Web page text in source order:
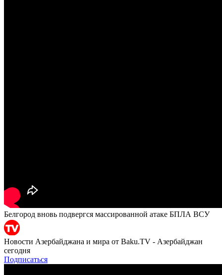
Белгород вновь подвергся массированной атаке БПЛА ВСУ
Новости Азербайджана и мира от Baku.TV - Азербайджан
сегодня
Подписаться